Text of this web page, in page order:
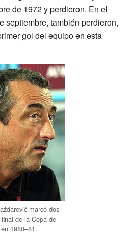
de 1972 y perdieron. En el
septiembre, también perdieron,
gol del equipo en esta
marcó dos
de la Copa de
1980–81.